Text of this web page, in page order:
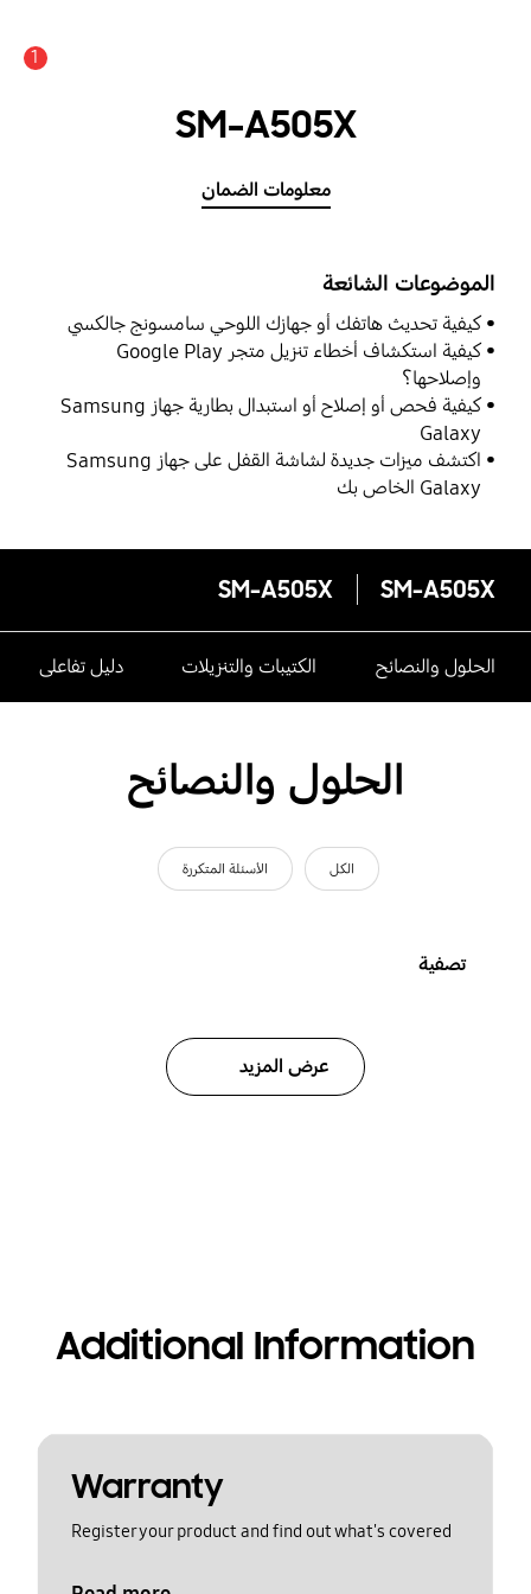
1
SM-A505X
معلومات الضمان
الموضوعات الشائعة
كيفية تحديث هاتفك أو جهازك اللوحي سامسونج جالكسي
كيفية استكشاف أخطاء تنزيل متجر Google Play
وإصلاحها؟
كيفية فحص أو إصلاح أو استبدال بطارية جهاز Samsung
Galaxy
اكتشف ميزات جديدة لشاشة القفل على جهاز Samsung
Galaxy الخاص بك
SM-A505X
SM-A505X
الحلول والنصائح الكتيبات والتنزيلات دليل تفاعلى
الحلول والنصائح
الكل الأسئلة المتكررة
تصفية
عرض المزيد
Additional Information
Warranty
Register your product and find out what's covered